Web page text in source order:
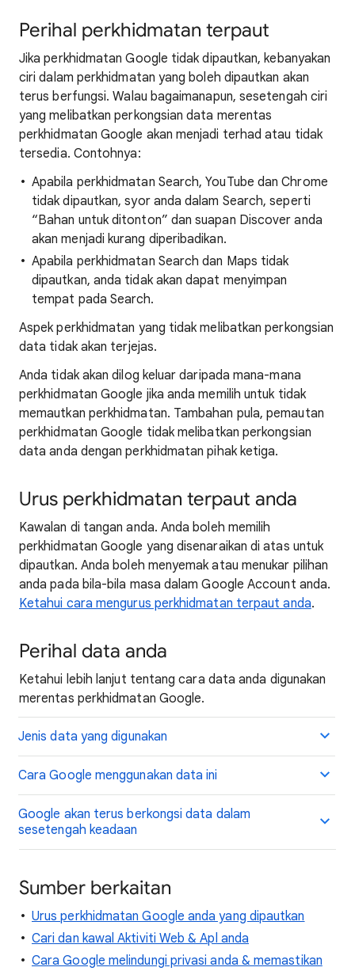
Perihal perkhidmatan terpaut
Jika perkhidmatan Google tidak dipautkan, kebanyakan
ciri dalam perkhidmatan yang boleh dipautkan akan
terus berfungsi. Walau bagaimanapun, sesetengah ciri
yang melibatkan perkongsian data merentas
perkhidmatan Google akan menjadi terhad atau tidak
tersedia. Contohnya:
Apabila perkhidmatan Search, YouTube dan Chrome
tidak dipautkan, syor anda dalam Search, seperti
“Bahan untuk ditonton” dan suapan Discover anda
akan menjadi kurang diperibadikan.
Apabila perkhidmatan Search dan Maps tidak
dipautkan, anda tidak akan dapat menyimpan
tempat pada Search.
Aspek perkhidmatan yang tidak melibatkan perkongsian
data tidak akan terjejas.
Anda tidak akan dilog keluar daripada mana-mana
perkhidmatan Google jika anda memilih untuk tidak
memautkan perkhidmatan. Tambahan pula, pemautan
perkhidmatan Google tidak melibatkan perkongsian
data anda dengan perkhidmatan pihak ketiga.
Urus perkhidmatan terpaut anda
Kawalan di tangan anda. Anda boleh memilih
perkhidmatan Google yang disenaraikan di atas untuk
dipautkan. Anda boleh menyemak atau menukar pilihan
anda pada bila-bila masa dalam Google Account anda.
Ketahui cara mengurus perkhidmatan terpaut anda.
Perihal data anda
Ketahui lebih lanjut tentang cara data anda digunakan
merentas perkhidmatan Google.
Jenis data yang digunakan
Cara Google menggunakan data ini
Google akan terus berkongsi data dalam
sesetengah keadaan
Sumber berkaitan
Urus perkhidmatan Google anda yang dipautkan
Cari dan kawal Aktiviti Web & Apl anda
Cara Google melindungi privasi anda & memastikan